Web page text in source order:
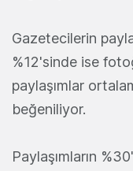
Gazetecilerin
%12'sinde ise
paylaşımlar
beğeniliyor.
Paylaşımların